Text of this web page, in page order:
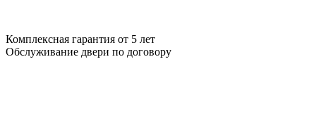
Комплексная гарантия от 5 лет
Обслуживание двери по договору